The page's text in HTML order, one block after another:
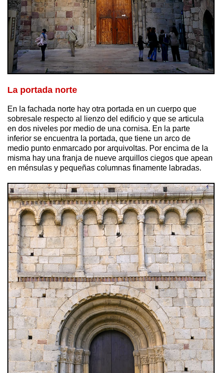
La portada norte
En la fachada norte hay otra portada en un cuerpo que
sobresale respecto al lienzo del edificio y que se articula
en dos niveles por medio de una cornisa. En la parte
inferior se encuentra la portada, que tiene un arco de
medio punto enmarcado por arquivoltas. Por encima de la
misma hay una franja de nueve arquillos ciegos que apean
en ménsulas y pequeñas columnas finamente labradas.